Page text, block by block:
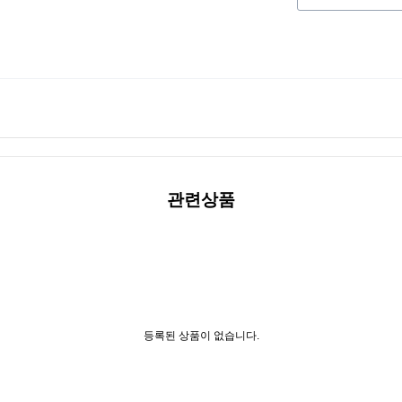
관련상품
등록된 상품이 없습니다.